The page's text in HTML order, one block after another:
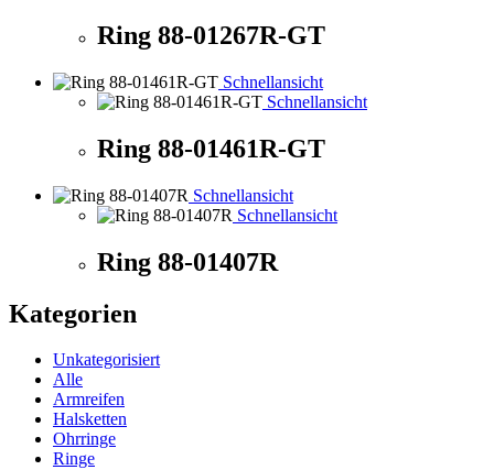
Ring 88-01267R-GT
Schnellansicht
Schnellansicht
Ring 88-01461R-GT
Schnellansicht
Schnellansicht
Ring 88-01407R
Kategorien
Unkategorisiert
Alle
Armreifen
Halsketten
Ohrringe
Ringe